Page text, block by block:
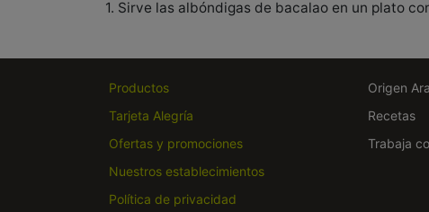
1. Sirve las albóndigas de bacalao en un plato
Productos
Tarjeta Alegría
Ofertas y promociones
Nuestros establecimientos
Política de privacidad
Origen
Recetas
Trabaja